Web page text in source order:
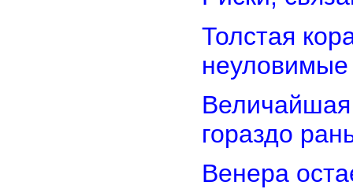
Толстая
Величайшая
гораздо
Венера